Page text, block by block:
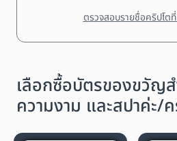
ตรวจสอบรายชื่อคริปโต
เลือกซื้อบัตรของขวัญ
ความงาม และสปาค่ะ/